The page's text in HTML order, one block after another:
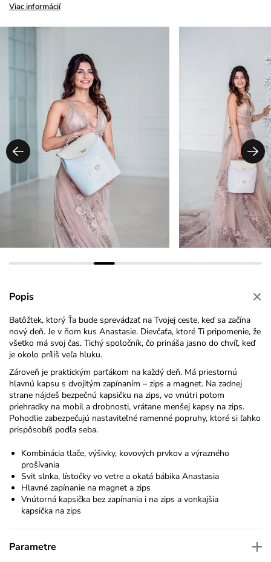
Viac informácií
Popis
Batôžtek, ktorý Ťa bude sprevádzať na Tvojej ceste, keď sa začína
nový deň. Je v ňom kus Anastasie. Dievčaťa, ktoré Ti pripomenie, že
všetko má svoj čas. Tichý spoločník, čo prináša jasno do chvíľ, keď
je okolo príliš veľa hluku.
Zároveň je praktickým parťákom na každý deň. Má priestornú
hlavnú kapsu s dvojitým zapínaním – zips a magnet. Na zadnej
strane nájdeš bezpečnú kapsičku na zips, vo vnútri potom
priehradky na mobil a drobnosti, vrátane menšej kapsy na zips.
Pohodlie zabezpečujú nastaviteľné ramenné popruhy, ktoré si ľahko
prispôsobíš podľa seba.
Kombinácia tlače, výšivky, kovových prvkov a výrazného
prošívania
Svit slnka, lístočky vo vetre a okatá bábika Anastasia
Hlavné zapínanie na magnet a zips
Vnútorná kapsička bez zapínania i na zips a vonkajšia
kapsička na zips
Parametre